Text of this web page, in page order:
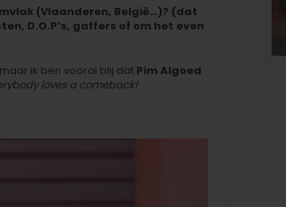
(Vlaanderen, België…)? (dat
D.O.P’s, gaffers of om het even
ik ben vooral blij dat Pim Algoed
loves a comeback!